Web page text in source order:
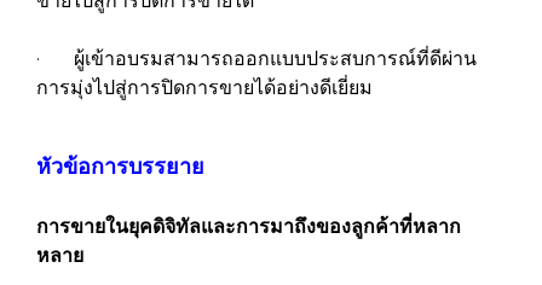
· ผู้เข้าอบรมสามารถออกแบบประสบการณ์ที่ดีผ่าน
การมุ่งไปสู่การปิดการขายได้อย่างดีเยี่ยม
หัวข้อการบรรยาย
การขายในยุคดิจิทัลและการมาถึงของลูกค้าที่หลาก
หลาย